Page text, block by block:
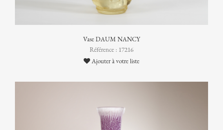
Vase DAUM NANCY
Référence : 17216
Ajouter à votre liste